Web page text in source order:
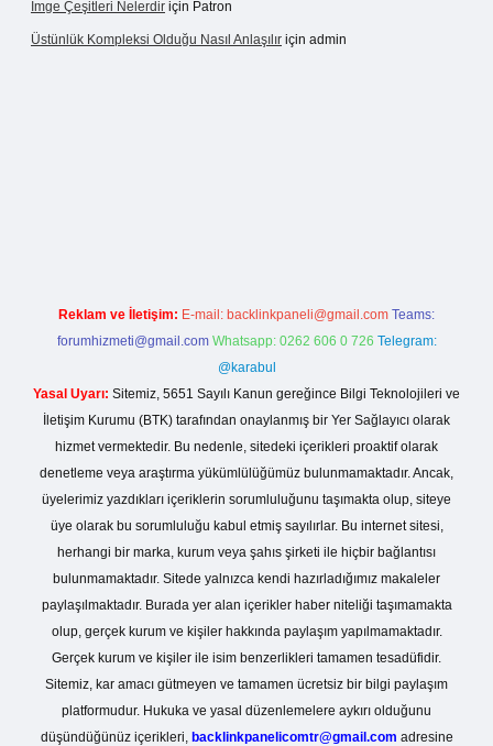
Imge Çeşitleri Nelerdir için Patron
Üstünlük Kompleksi Olduğu Nasıl Anlaşılır için admin
Reklam ve İletişim: E-mail: backlinkpaneli@gmail.com Teams:
forumhizmeti@gmail.com Whatsapp: 0262 606 0 726 Telegram:
@karabul
Yasal Uyarı: Sitemiz, 5651 Sayılı Kanun gereğince Bilgi Teknolojileri ve
İletişim Kurumu (BTK) tarafından onaylanmış bir Yer Sağlayıcı olarak
hizmet vermektedir. Bu nedenle, sitedeki içerikleri proaktif olarak
denetleme veya araştırma yükümlülüğümüz bulunmamaktadır. Ancak,
üyelerimiz yazdıkları içeriklerin sorumluluğunu taşımakta olup, siteye
üye olarak bu sorumluluğu kabul etmiş sayılırlar. Bu internet sitesi,
herhangi bir marka, kurum veya şahıs şirketi ile hiçbir bağlantısı
bulunmamaktadır. Sitede yalnızca kendi hazırladığımız makaleler
paylaşılmaktadır. Burada yer alan içerikler haber niteliği taşımamakta
olup, gerçek kurum ve kişiler hakkında paylaşım yapılmamaktadır.
Gerçek kurum ve kişiler ile isim benzerlikleri tamamen tesadüfidir.
Sitemiz, kar amacı gütmeyen ve tamamen ücretsiz bir bilgi paylaşım
platformudur. Hukuka ve yasal düzenlemelere aykırı olduğunu
düşündüğünüz içerikleri, backlinkpanelicomtr@gmail.com adresine